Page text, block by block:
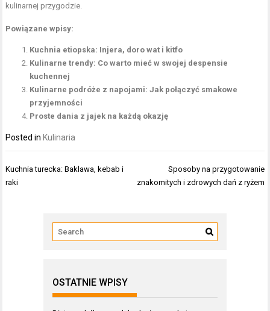
kulinarnej przygodzie.
Powiązane wpisy:
Kuchnia etiopska: Injera, doro wat i kitfo
Kulinarne trendy: Co warto mieć w swojej despensie
kuchennej
Kulinarne podróże z napojami: Jak połączyć smakowe
przyjemności
Proste dania z jajek na każdą okazję
Posted in Kulinaria
Nawigacja
wpisu
Kuchnia turecka: Baklawa, kebab i
raki
Sposoby na przygotowanie
znakomitych i zdrowych dań z ryżem
OSTATNIE WPISY